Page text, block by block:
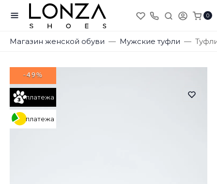
0
Магазин женской обуви Мужские туфли
платежа
платежа
-49%